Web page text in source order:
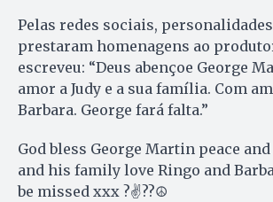
Pelas redes sociais,
prestaram homenagens ao
escreveu: “Deus abençoe George
amor a Judy e a sua família. Com
Barbara. George fará falta.”
God bless George Martin peace
and his family love Ringo and
be missed xxx ?✌️??☮